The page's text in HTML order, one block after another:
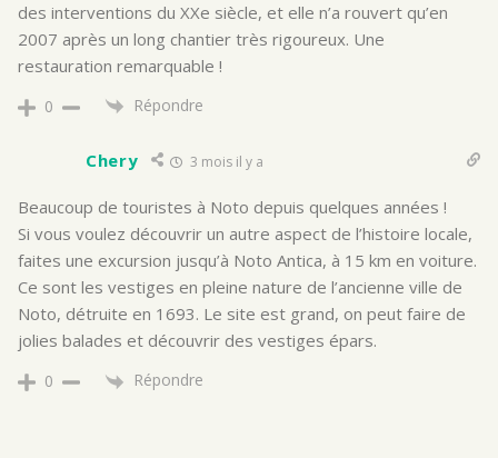
des interventions du XXe siècle, et elle n’a rouvert qu’en
2007 après un long chantier très rigoureux. Une
restauration remarquable !
0 Répondre
Chery 3 mois il y a
Beaucoup de touristes à Noto depuis quelques années !
Si vous voulez découvrir un autre aspect de l’histoire locale,
faites une excursion jusqu’à Noto Antica, à 15 km en voiture.
Ce sont les vestiges en pleine nature de l’ancienne ville de
Noto, détruite en 1693. Le site est grand, on peut faire de
jolies balades et découvrir des vestiges épars.
0 Répondre